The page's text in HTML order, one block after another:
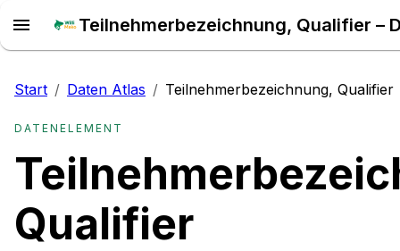
Teilnehmerbezeichnung, Qualifier –
Start / Daten Atlas / Teilnehmerbezeichnung, Qualifier
DATENELEMENT
Qualifier